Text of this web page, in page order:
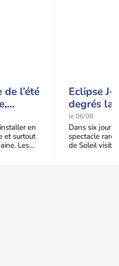
l’été
en
et surtout
Les
Eclipse J-
degrés la
t-elle
l'éclipse
le 06/08
Dans six
spectacle rare
de Soleil